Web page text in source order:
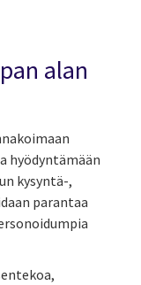
alan
hyödyntämään
kysyntä-,
parantaa